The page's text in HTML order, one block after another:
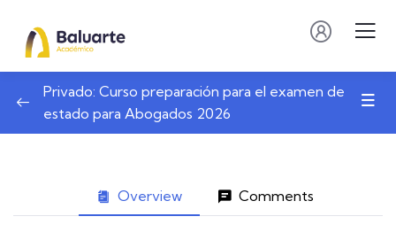
Privado: Curso preparación para el examen de
estado para Abogados 2026
Overview Comments